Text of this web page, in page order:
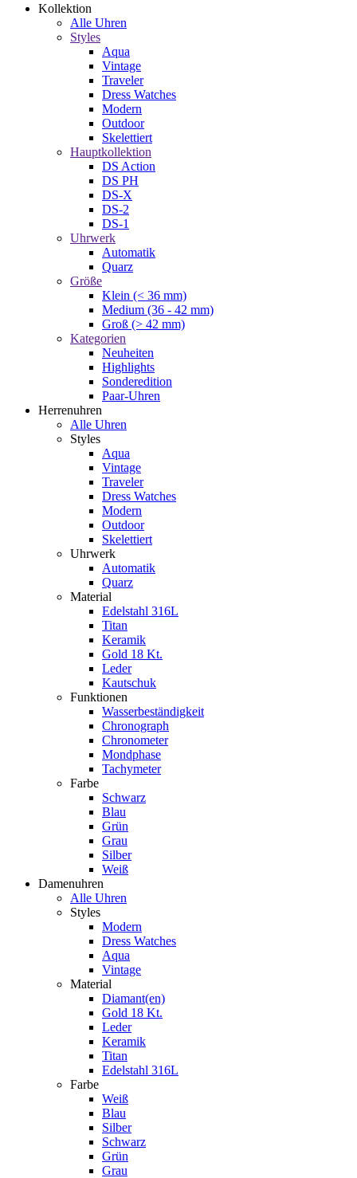
Kollektion
Alle Uhren
Styles
Aqua
Vintage
Traveler
Dress Watches
Modern
Outdoor
Skelettiert
Hauptkollektion
DS Action
DS PH
DS-X
DS-2
DS-1
Uhrwerk
Automatik
Quarz
Größe
Klein (< 36 mm)
Medium (36 - 42 mm)
Groß (> 42 mm)
Kategorien
Neuheiten
Highlights
Sonderedition
Paar-Uhren
Herrenuhren
Alle Uhren
Styles
Aqua
Vintage
Traveler
Dress Watches
Modern
Outdoor
Skelettiert
Uhrwerk
Automatik
Quarz
Material
Edelstahl 316L
Titan
Keramik
Gold 18 Kt.
Leder
Kautschuk
Funktionen
Wasserbeständigkeit
Chronograph
Chronometer
Mondphase
Tachymeter
Farbe
Schwarz
Blau
Grün
Grau
Silber
Weiß
Damenuhren
Alle Uhren
Styles
Modern
Dress Watches
Aqua
Vintage
Material
Diamant(en)
Gold 18 Kt.
Leder
Keramik
Titan
Edelstahl 316L
Farbe
Weiß
Blau
Silber
Schwarz
Grün
Grau